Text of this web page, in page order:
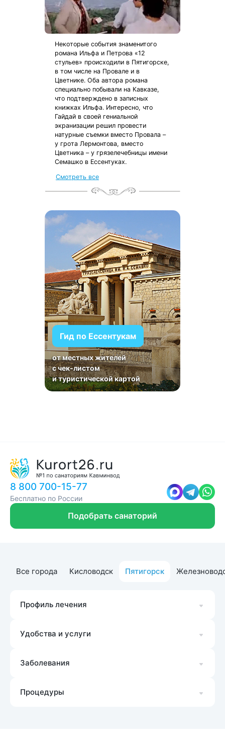
Некоторые события знаменитого
романа Ильфа и Петрова «12
стульев» происходили в Пятигорске,
в том числе на Провале и в
Цветнике. Оба автора романа
специально побывали на Кавказе,
что подтверждено в записных
книжках Ильфа. Интересно, что
Гайдай в своей гениальной
экранизации решил провести
натурные съемки вместо Провала –
у грота Лермонтова, вместо
Цветника – у грязелечебницы имени
Семашко в Ессентуках.
Смотреть все
Гид по Ессентукам
от местных жителей
с чек-листом
и туристической картой
8 800 700-15-77
Бесплатно по России
Подобрать санаторий
Все города Кисловодск Пятигорск
Профиль лечения
Удобства и услуги
Заболевания
Процедуры